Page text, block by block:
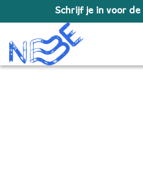
Schrijf je in voor de